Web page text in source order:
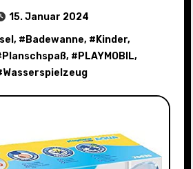
15. Januar 2024
, # Badewanne, # Kinder,
Planschspaß, # PLAYMOBIL,
Wasserspielzeug